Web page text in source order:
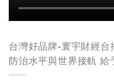
台灣好品牌-寰宇財經
防治水平與世界接軌